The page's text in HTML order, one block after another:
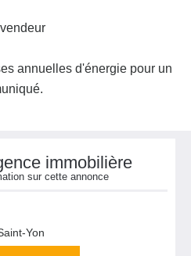
annuelles d'énergie pour un
immobilière
sur cette annonce
Yon